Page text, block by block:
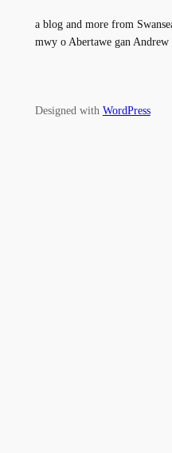
a blog and more from
mwy o Abertawe gan Andrew
Designed with WordPress